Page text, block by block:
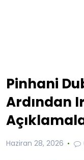
Pinhani
Ardından
Haziran 28, 2026